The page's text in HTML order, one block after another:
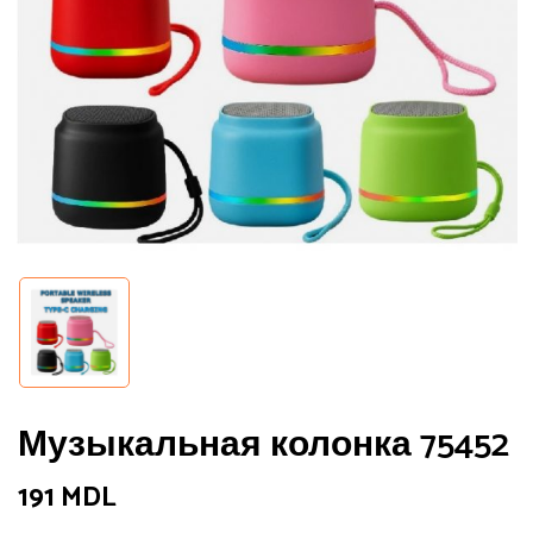
Музыкальная колонка 75452
191 MDL